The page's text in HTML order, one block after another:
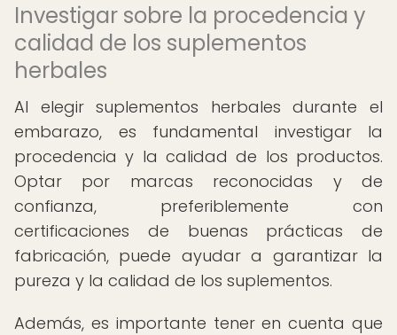
Investigar sobre la procedencia y
calidad de los suplementos
herbales
Al elegir suplementos herbales durante el
embarazo, es fundamental investigar la
procedencia y la calidad de los productos.
Optar por marcas reconocidas y de
confianza, preferiblemente con
certificaciones de buenas prácticas de
fabricación, puede ayudar a garantizar la
pureza y la calidad de los suplementos.
Además, es importante tener en cuenta que